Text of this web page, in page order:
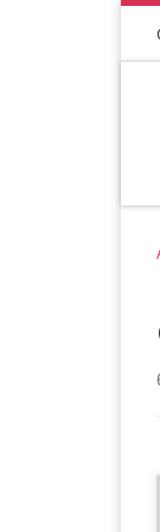
Passer au